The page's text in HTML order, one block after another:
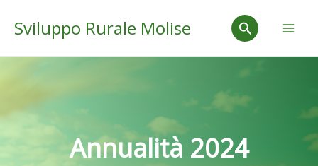
Sviluppo Rurale Molise
Cerca
Annualità 2024